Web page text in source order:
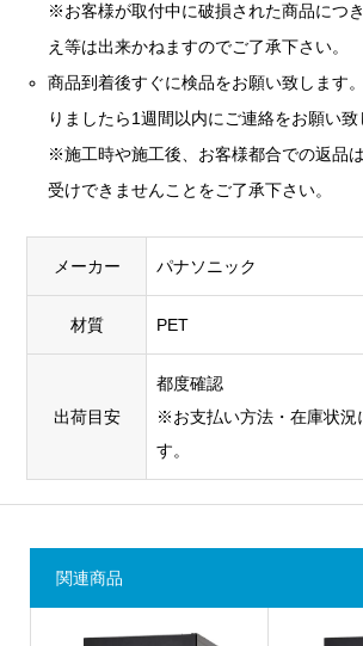
※お客様が取付中に破損された商品につ
え等は出来かねますのでご了承下さい。
商品到着後すぐに検品をお願い致します
りましたら1週間以内にご連絡をお願い致
※施工時や施工後、お客様都合での返品
受けできませんことをご了承下さい。
メーカー パナソニック
材質 PET
出荷目安
都度確認
※お支払い方法・在庫状況
す。
関連商品